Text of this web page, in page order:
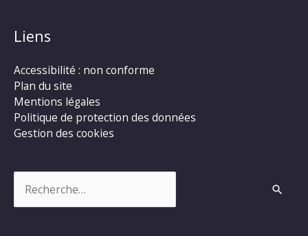
Liens
Accessibilité : non conforme
Plan du site
Mentions légales
Politique de protection des données
Gestion des cookies